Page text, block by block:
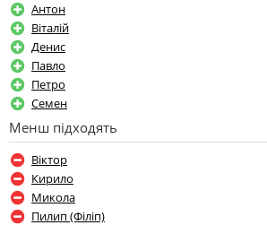
Антон
Віталій
Денис
Павло
Петро
Семен
Менш підходять
Віктор
Кирило
Микола
Пилип (Філіп)